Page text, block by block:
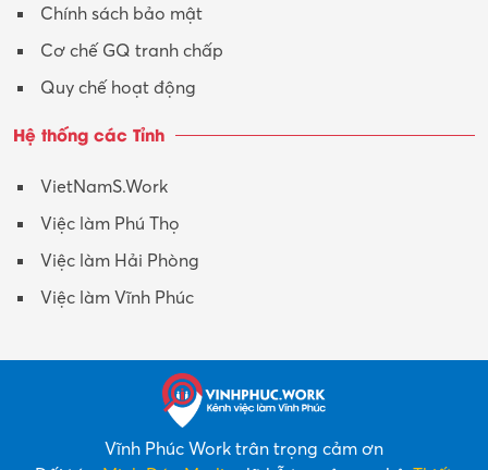
Chính sách bảo mật
Cơ chế GQ tranh chấp
Quy chế hoạt động
Hệ thống các Tỉnh
VietNamS.Work
Việc làm Phú Thọ
Việc làm Hải Phòng
Việc làm Vĩnh Phúc
Vĩnh Phúc Work trân trọng cảm ơn